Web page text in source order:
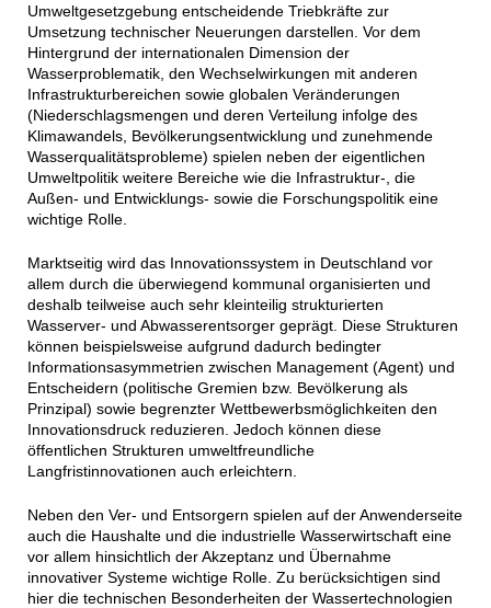
Umweltgesetzgebung entscheidende Triebkräfte zur
Umsetzung technischer Neuerungen darstellen. Vor dem
Hintergrund der internationalen Dimension der
Wasserproblematik, den Wechselwirkungen mit anderen
Infrastrukturbereichen sowie globalen Veränderungen
(Niederschlagsmengen und deren Verteilung infolge des
Klimawandels, Bevölkerungsentwicklung und zunehmende
Wasserqualitätsprobleme) spielen neben der eigentlichen
Umweltpolitik weitere Bereiche wie die Infrastruktur-, die
Außen- und Entwicklungs- sowie die Forschungspolitik eine
wichtige Rolle.
Marktseitig wird das Innovationssystem in Deutschland vor
allem durch die überwiegend kommunal organisierten und
deshalb teilweise auch sehr kleinteilig strukturierten
Wasserver- und Abwasserentsorger geprägt. Diese Strukturen
können beispielsweise aufgrund dadurch bedingter
Informationsasymmetrien zwischen Management (Agent) und
Entscheidern (politische Gremien bzw. Bevölkerung als
Prinzipal) sowie begrenzter Wettbewerbsmöglichkeiten den
Innovationsdruck reduzieren. Jedoch können diese
öffentlichen Strukturen umweltfreundliche
Langfristinnovationen auch erleichtern.
Neben den Ver- und Entsorgern spielen auf der Anwenderseite
auch die Haushalte und die industrielle Wasserwirtschaft eine
vor allem hinsichtlich der Akzeptanz und Übernahme
innovativer Systeme wichtige Rolle. Zu berücksichtigen sind
hier die technischen Besonderheiten der Wassertechnologien